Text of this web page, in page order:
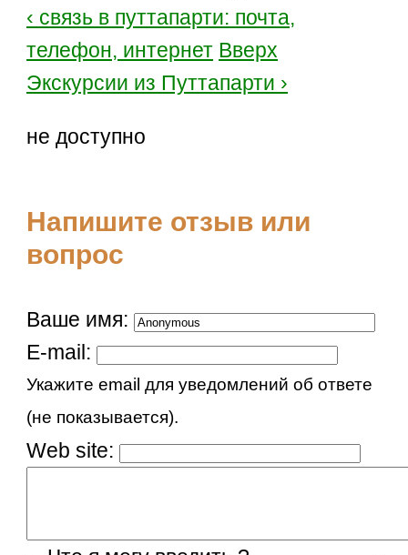
‹ связь в путтапарти: почта,
телефон, интернет Вверх
Экскурсии из Путтапарти ›
не доступно
Напишите отзыв или
вопрос
Ваше имя:
E-mail:
Укажите email для уведомлений об ответе
(не показывается).
Web site: